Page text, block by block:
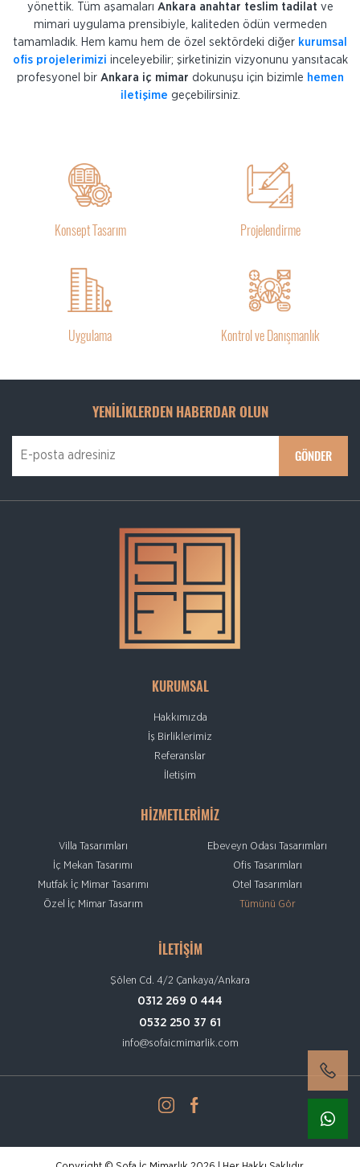
yönettik. Tüm aşamaları Ankara anahtar teslim tadilat ve
mimari uygulama prensibiyle, kaliteden ödün vermeden
tamamladık. Hem kamu hem de özel sektördeki diğer kurumsal
ofis projelerimizi inceleyebilir; şirketinizin vizyonunu yansıtacak
profesyonel bir Ankara iç mimar dokunuşu için bizimle hemen
iletişime geçebilirsiniz.
Konsept Tasarım Projelendirme
Uygulama Kontrol ve Danışmanlık
YENİLİKLERDEN HABERDAR OLUN
KURUMSAL
Hakkımızda
İş Birliklerimiz
Referanslar
İletişim
HİZMETLERİMİZ
Villa Tasarımları
İç Mekan Tasarımı
Mutfak İç Mimar Tasarımı
Özel İç Mimar Tasarım
Ebeveyn Odası Tasarımları
Ofis Tasarımları
Otel Tasarımları
Tümünü Gör
İLETİŞİM
Şölen Cd. 4/2 Çankaya/Ankara
0312 269 0 444
0532 250 37 61
info@sofaicmimarlik.com